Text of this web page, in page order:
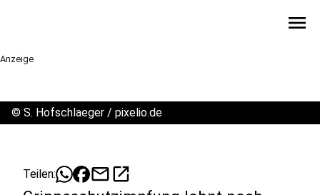
menu
Anzeige
© S. Hofschlaeger / pixelio.de
Teilen: mailopen_in_new